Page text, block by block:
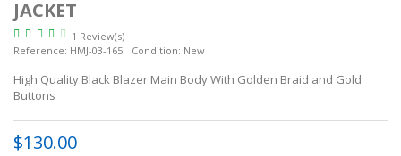
JACKET
1 Review(s)
Reference: HMJ-03-165 Condition: New
High Quality Black Blazer Main Body With Golden Braid and Gold
Buttons
$130.00